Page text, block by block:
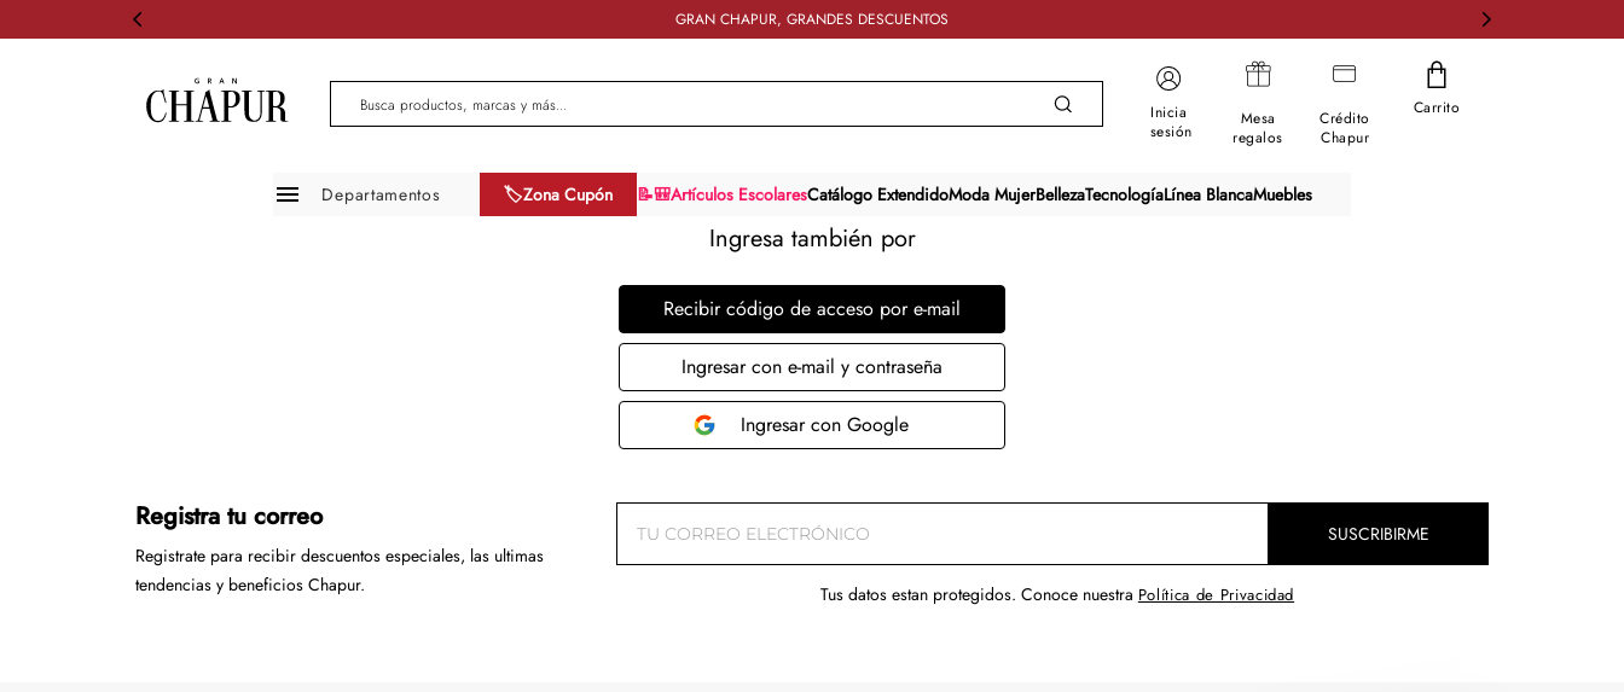
GRAN CHAPUR, GRANDES DESCUENTOS
Busca productos, marcas y más...
Inicia
sesión
Mesa
regalos
Crédito
Chapur
Carrito
Departamentos
Tecnología
🏷️Zona Cupón 📝🎒Artículos EscolaresCatálogo ExtendidoModa MujerBellezaTecnologíaLínea BlancaMuebles
Ingresa también por
Recibir código de acceso por e-mail
Registra tu correo
Registrate para recibir descuentos especiales, las ultimas
tendencias y beneficios Chapur.
SUSCRIBIRME
Tus datos estan protegidos. Conoce nuestra Política de Privacidad